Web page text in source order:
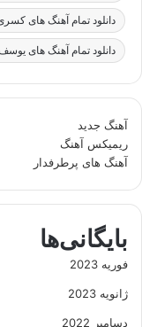
دانلود تمام آهنگ های
دانلود تمام آهنگ های
آهنگ جدید
ریمیکس آهنگ
آهنگ های پرطرفدار
بایگانی‌ها
فوریه 2023
ژانویه 2023
دسامبر 2022